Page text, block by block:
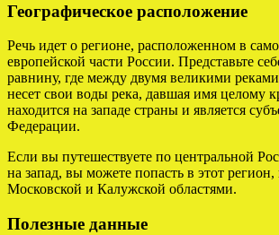
Географическое расположение
Речь идет о регионе, расположенном в
европейской части России. Представьте
равнину, где между двумя великими
несет свои воды река, давшая имя целому
находится на западе страны и является
Федерации.
Если вы путешествуете по центральной
на запад, вы можете попасть в этот
Московской и Калужской областями.
Полезные данные